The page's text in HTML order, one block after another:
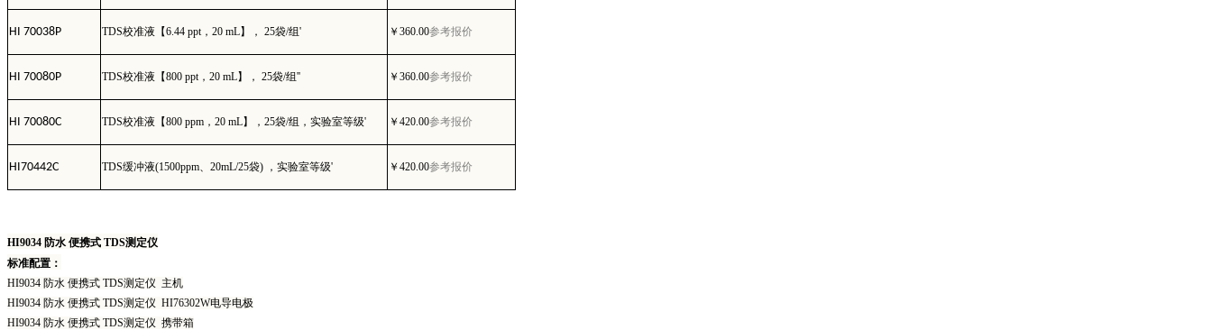
HI 70038P TDS校准液【6.44 ppt ， 20 mL】， 25袋/组' ￥ 360.00参考报价
HI 70080P TDS校准液【800 ppt ， 20 mL】， 25袋/组'' ￥ 360.00参考报价
HI 70080C TDS校准液【800 ppm ， 20 mL】， 25袋/组，实验室等级' ￥ 420.00参考报价
HI70442C TDS缓冲液(1500ppm 20mL/25袋) ，实验室等级' ￥ 420.00参考报价
HI9034 防水 便携式 TDS测定仪
标准配置：
HI9034 防水 便携式 TDS测定仪 主机
HI9034 防水 便携式 TDS测定仪 HI76302W电导电极
HI9034 防水 便携式 TDS测定仪 携带箱